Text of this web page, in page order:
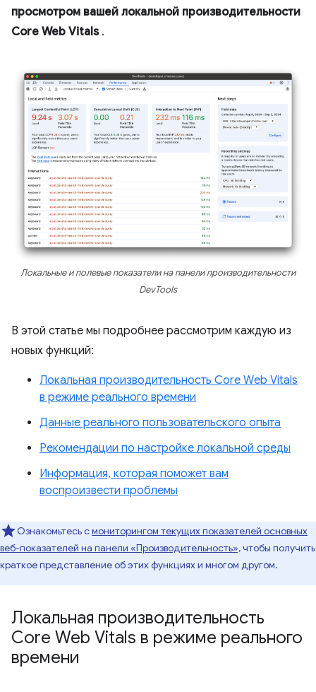
просмотром вашей локальной производительности
Core Web Vitals.
Локальные и полевые показатели на панели производительности
DevTools
В этой статье мы подробнее рассмотрим каждую из
новых функций:
Локальная производительность Core Web Vitals
в режиме реального времени
Данные реального пользовательского опыта
Рекомендации по настройке локальной среды
Информация, которая поможет вам
воспроизвести проблемы
Ознакомьтесь смониторингом текущих показателей основных
веб-показателей на панели «Производительность»,чтобы получить
краткое представление об этих функциях и многом другом.
Локальная производительность
Core Web Vitals в режиме реального
времени